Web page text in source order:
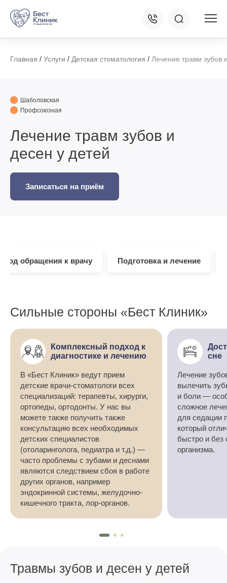
Главная / Услуги / Детская стоматология / Лечение травм зубов
Шаболовская
Профсоюзная
Лечение травм зубов и
десен у детей
Записаться на приём
обращения к врачу Подготовка и лечение
Сильные стороны «Бест Клиник»
Комплексный подход к
диагностике и лечению
В «Бест Клиник» ведут прием
детские врачи-стоматологи всех
специализаций: терапевты, хирурги,
ортопеды, ортодонты. У нас вы
можете также получить также
консультацию всех необходимых
детских специалистов
(отоларинголога, педиатра и т.д.) —
часто проблемы с зубами и деснами
являются следствием сбоя в работе
других органов, например
эндокринной системы, желудочно-
кишечного тракта, лор-органов.
сне
Лечение
вылечить
и боли —
сложное
для седации
который
быстро и без
организма.
Травмы зубов и десен у детей